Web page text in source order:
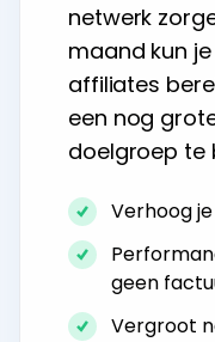
netwerk
maand kun
affiliates
een nog
doelgroep te
Verhoog
geen
Vergroot